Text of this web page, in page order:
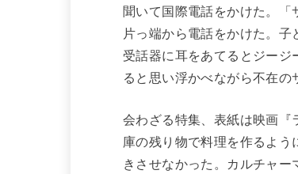
聞いて国際電話をかけた。「
片っ端から電話をかけた。子
受話器に耳をあてるとジー
ると思い浮かべながら不在の
会わざる特集、表紙は映画
庫の残り物で料理を作るよ
きさせなかった。カルチャ